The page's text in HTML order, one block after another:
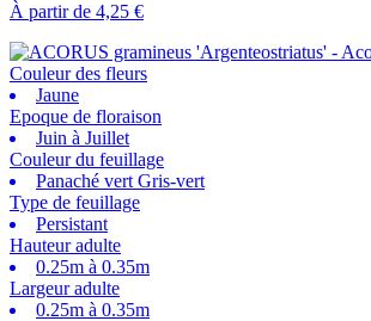
À partir de 4,25 €
Couleur des fleurs
Jaune
Epoque de floraison
Juin à Juillet
Couleur du feuillage
Panaché vert Gris-vert
Type de feuillage
Persistant
Hauteur adulte
0.25m à 0.35m
Largeur adulte
0.25m à 0.35m